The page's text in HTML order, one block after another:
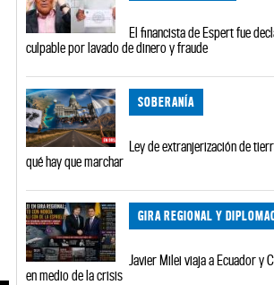
El financista de Espert fue
culpable por lavado de dinero y fraude
SOBERANÍA
Ley de extranjerización de
qué hay que marchar
GIRA REGIONAL Y
Javier Milei viaja a Ecuador y
en medio de la crisis